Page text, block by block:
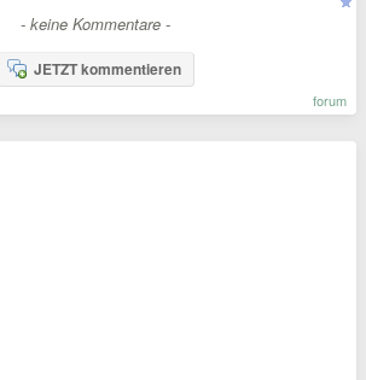
- keine Kommentare -
JETZT kommentieren
forum